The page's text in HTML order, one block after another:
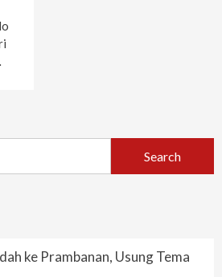
ke Prambanan, Usung Tema